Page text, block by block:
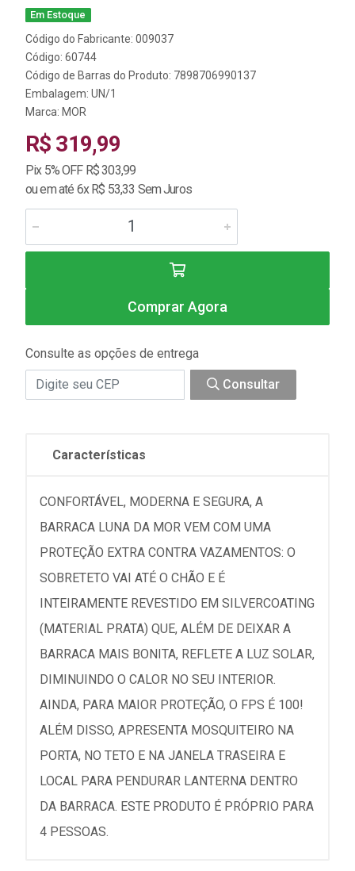
Em Estoque
Código do Fabricante: 009037
Código: 60744
Código de Barras do Produto: 7898706990137
Embalagem: UN/1
Marca: MOR
R$ 319,99
Pix 5% OFF R$ 303,99
ou em até 6x R$ 53,33 Sem Juros
Comprar Agora
Consulte as opções de entrega
Consultar
Características
CONFORTÁVEL, MODERNA E SEGURA, A
BARRACA LUNA DA MOR VEM COM UMA
PROTEÇÃO EXTRA CONTRA VAZAMENTOS: O
SOBRETETO VAI ATÉ O CHÃO E É
INTEIRAMENTE REVESTIDO EM SILVERCOATING
(MATERIAL PRATA) QUE, ALÉM DE DEIXAR A
BARRACA MAIS BONITA, REFLETE A LUZ SOLAR,
DIMINUINDO O CALOR NO SEU INTERIOR.
AINDA, PARA MAIOR PROTEÇÃO, O FPS É 100!
ALÉM DISSO, APRESENTA MOSQUITEIRO NA
PORTA, NO TETO E NA JANELA TRASEIRA E
LOCAL PARA PENDURAR LANTERNA DENTRO
DA BARRACA. ESTE PRODUTO É PRÓPRIO PARA
4 PESSOAS.